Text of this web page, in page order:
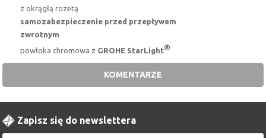
z okrągłą rozetą
samozabezpieczenie przed przepływem
zwrotnym
powłoka chromowa z GROHE StarLight®
KOMENTARZE
Zapisz się do newslettera